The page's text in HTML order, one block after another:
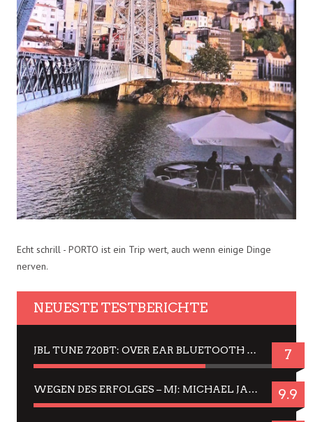
Echt schrill - PORTO ist ein Trip wert, auch wenn einige Dinge
nerven.
NEUESTE TESTBERICHTE
JBL TUNE 720BT: OVER EAR BLUETOOTH KOPFHÖRER UM DIE 50,-€ IM DAUER-TEST 7
WEGEN DES ERFOLGES – MJ: MICHAEL JACKSON MUSICAL IN EINER MATINEE SEHEN 9.9